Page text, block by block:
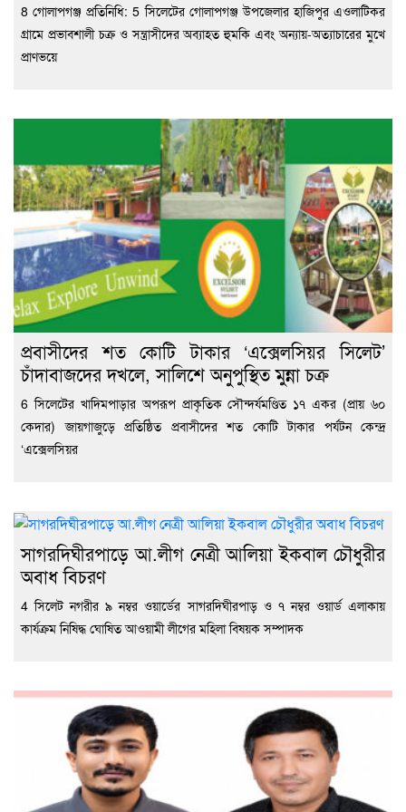
8 গোলাপগঞ্জ প্রতিনিধি: 5 সিলেটের গোলাপগঞ্জ উপজেলার হাজিপুর এওলাটিকর
গ্রামে প্রভাবশালী চক্র ও সন্ত্রাসীদের অব্যাহত হুমকি এবং অন্যায়-অত্যাচারের মুখে
প্রাণভয়ে
প্রবাসীদের শত কোটি টাকার ‘এক্সেলসিয়র সিলেট’
চাঁদাবাজদের দখলে, সালিশে অনুপুস্থিত মুন্না চক্র
6 সিলেটের খাদিমপাড়ার অপরূপ প্রাকৃতিক সৌন্দর্যমণ্ডিত ১৭ একর (প্রায় ৬০
কেদার) জায়গাজুড়ে প্রতিষ্ঠিত প্রবাসীদের শত কোটি টাকার পর্যটন কেন্দ্র
‘এক্সেলসিয়র
সাগরদিঘীরপাড়ে আ.লীগ নেত্রী আলিয়া ইকবাল চৌধুরীর
অবাধ বিচরণ
4 সিলেট নগরীর ৯ নম্বর ওয়ার্ডের সাগরদিঘীরপাড় ও ৭ নম্বর ওয়ার্ড এলাকায়
কার্যক্রম নিষিদ্ধ ঘোষিত আওয়ামী লীগের মহিলা বিষয়ক সম্পাদক